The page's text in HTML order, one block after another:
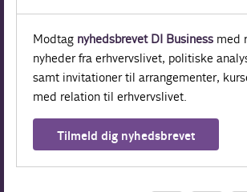
Modtag nyhedsbrevet DI Business med
nyheder fra erhvervslivet, politiske
samt invitationer til arrangementer,
med relation til erhvervslivet.
Tilmeld dig nyhedsbrevet